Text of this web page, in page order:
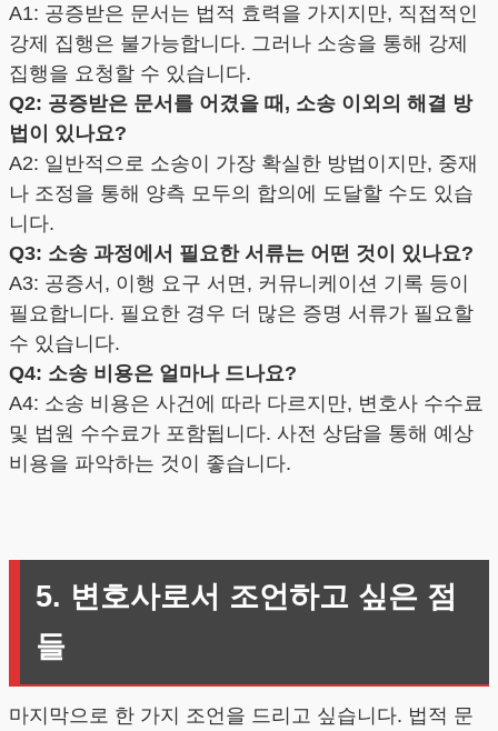
A1: 공증받은 문서는 법적 효력을 가지지만, 직접적인
강제 집행은 불가능합니다. 그러나 소송을 통해 강제
집행을 요청할 수 있습니다.
Q2: 공증받은 문서를 어겼을 때, 소송 이외의 해결 방
법이 있나요?
A2: 일반적으로 소송이 가장 확실한 방법이지만, 중재
나 조정을 통해 양측 모두의 합의에 도달할 수도 있습
니다.
Q3: 소송 과정에서 필요한 서류는 어떤 것이 있나요?
A3: 공증서, 이행 요구 서면, 커뮤니케이션 기록 등이
필요합니다. 필요한 경우 더 많은 증명 서류가 필요할
수 있습니다.
Q4: 소송 비용은 얼마나 드나요?
A4: 소송 비용은 사건에 따라 다르지만, 변호사 수수료
및 법원 수수료가 포함됩니다. 사전 상담을 통해 예상
비용을 파악하는 것이 좋습니다.
5. 변호사로서 조언하고 싶은 점
들
마지막으로 한 가지 조언을 드리고 싶습니다. 법적 문